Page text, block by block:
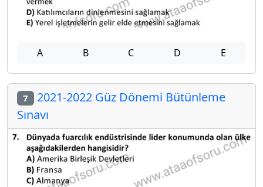
A B C D E
7 2021-2022 Güz Dönemi Bütünleme
Sınavı